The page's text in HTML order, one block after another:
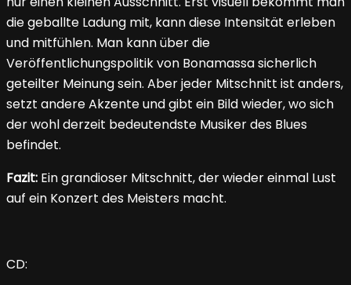
die geballte Ladung mit, kann diese Intensität erleben
und mitfühlen. Man kann über die
Veröffentlichungspolitik von Bonamassa sicherlich
geteilter Meinung sein. Aber jeder Mitschnitt ist anders,
setzt andere Akzente und gibt ein Bild wieder, wo sich
der wohl derzeit bedeutendste Musiker des Blues
befindet.
Fazit: Ein grandioser Mitschnitt, der wieder einmal Lust
auf ein Konzert des Meisters macht.
CD: